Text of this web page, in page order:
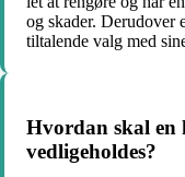
og skader. Derudover
tiltalende valg med
Hvordan skal en
vedligeholdes?